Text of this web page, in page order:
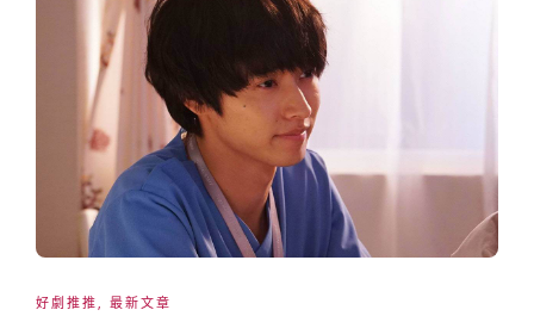
好劇推推 最新文章